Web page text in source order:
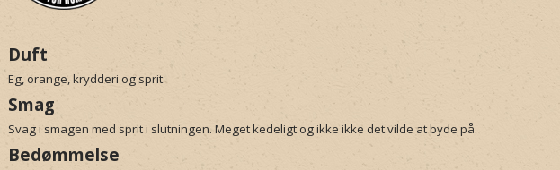
Duft
Eg, orange, krydderi og sprit.
Smag
Svag i smagen med sprit i slutningen. Meget kedeligt og ikke ikke det vilde at byde på.
Bedømmelse